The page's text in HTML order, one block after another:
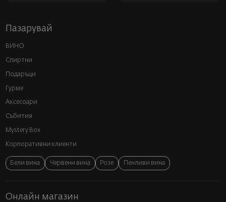
Пазарувай
ВИНО
Спиртни
Подаръци
Гурме
Аксесоари
Събития
Mystery Box
Корпоративни клиенти
Бели вина Червени вина Розе Пенливи вина
Онлайн магазин